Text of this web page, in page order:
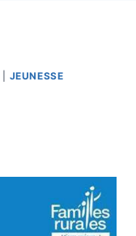
JEUNESSE